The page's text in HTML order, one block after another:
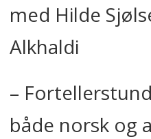
med Hilde
Alkhaldi
–
både norsk og